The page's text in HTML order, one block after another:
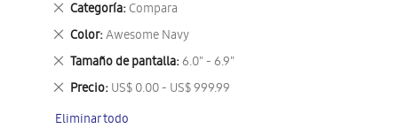
Categoría Compara
Eliminar
este
artículo
Color Awesome Navy
Eliminar
este
artículo
Tamaño de pantalla 6.0" - 6.9"
Eliminar
este
artículo
Precio US$ 0.00 - US$ 999.99
Eliminar
artículo
Eliminar todo